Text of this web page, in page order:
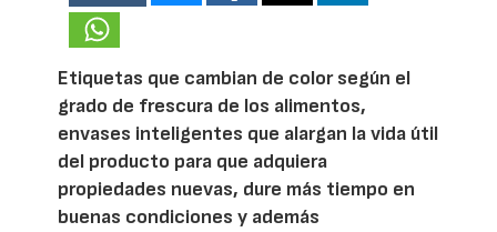
Etiquetas que cambian de color según el
grado de frescura de los alimentos,
envases inteligentes que alargan la vida útil
del producto para que adquiera
propiedades nuevas, dure más tiempo en
buenas condiciones y además